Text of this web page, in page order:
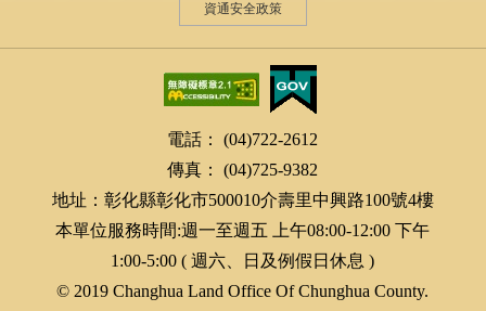
資通安全政策
電話： (04)722-2612
傳真： (04)725-9382
地址：彰化縣彰化市500010介壽里中興路100號4樓
本單位服務時間:週一至週五 上午08:00-12:00 下午
1:00-5:00 ( 週六、日及例假日休息 )
© 2019 Changhua Land Office Of Chunghua County.